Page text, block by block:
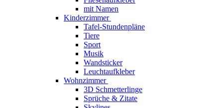
mit Namen
Kinderzimmer
Tafel-Stundenpläne
Tiere
Sport
Musik
Wandsticker
Leuchtaufkleber
Wohnzimmer
3D Schmetterlinge
Sprüche & Zitate